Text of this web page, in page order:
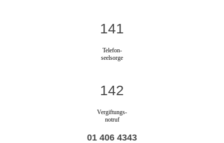
141
Telefon-
seelsorge
142
Vergiftungs-
notruf
01 406 4343